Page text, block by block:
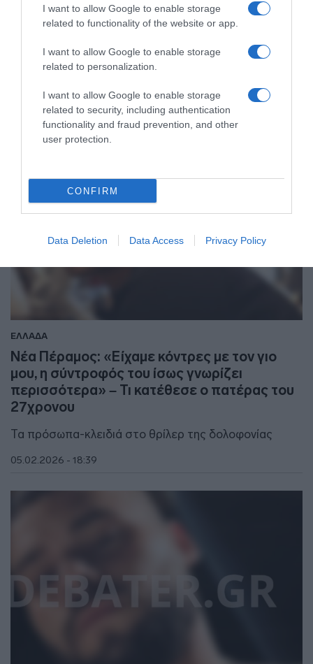
I want to allow Google to enable storage
related to functionality of the website or app.
I want to allow Google to enable storage
related to personalization.
I want to allow Google to enable storage
related to security, including authentication
functionality and fraud prevention, and other
user protection.
CONFIRM
Data Deletion Data Access Privacy Policy
διαθήκες που εντοπίστηκαν στο σπίτι του
27χρονου – Τι συμβαίνει με την περιουσία
Πού στρέφονται οι έρευνες των Αρχών
06.02.2026 - 18:40
ΕΛΛΑΔΑ
Νέα Πέραμος: «Είχαμε κόντρες με τον γιο
μου, η σύντροφός του ίσως γνωρίζει
περισσότερα» – Τι κατέθεσε ο πατέρας του
27χρονου
Τα πρόσωπα-κλειδιά στο θρίλερ της δολοφονίας
05.02.2026 - 18:39